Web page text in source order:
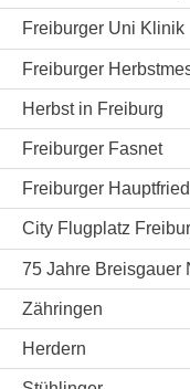
Freiburger Uni Klinik
Freiburger
Herbst in Freiburg
Freiburger Fasnet
Freiburger
City Flugplatz
75 Jahre Breisgauer
Zähringen
Herdern